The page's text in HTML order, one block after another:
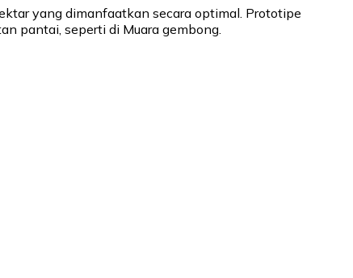
yang dimanfaatkan secara optimal. Prototipe
pantai, seperti di Muara gembong.